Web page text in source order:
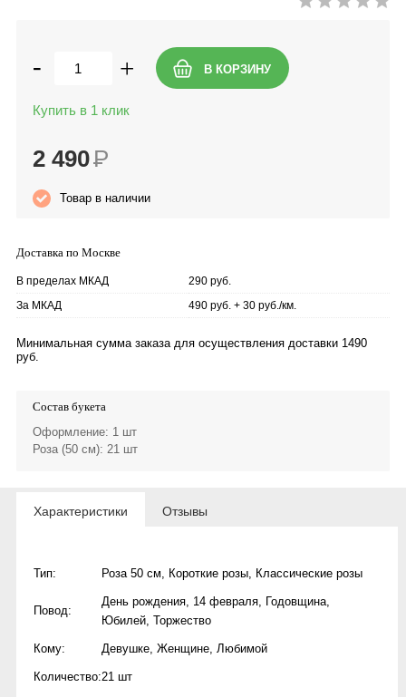
- +
Купить в 1 клик
2 490Р
Товар в наличии
Доставка по Москве
В пределах МКАД
290 руб.
За МКАД
490 руб. + 30 руб./км.
Минимальная сумма заказа для осуществления доставки 1490
руб.
Состав букета
Оформление: 1 шт
Роза (50 см): 21 шт
Характеристики Отзывы
Тип: Роза 50 см, Короткие розы, Классические розы
Повод:
День рождения, 14 февраля, Годовщина,
Юбилей, Торжество
Кому: Девушке, Женщине, Любимой
Количество:21 шт